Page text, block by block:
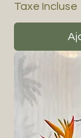
Taxe Incluse